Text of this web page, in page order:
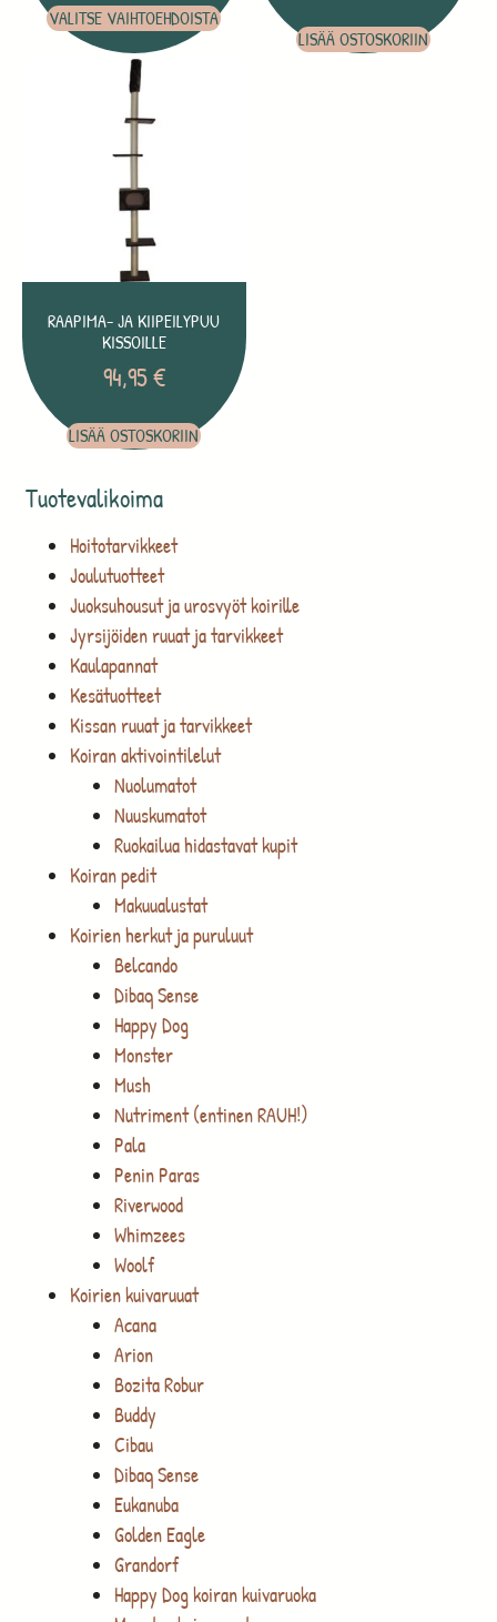
Tuotevalikoima
Hoitotarvikkeet
Joulutuotteet
Juoksuhousut ja urosvyöt koirille
Jyrsijöiden ruuat ja tarvikkeet
Kaulapannat
Kesätuotteet
Kissan ruuat ja tarvikkeet
Koiran aktivointilelut
Nuolumatot
Nuuskumatot
Ruokailua hidastavat kupit
Koiran pedit
Makuualustat
Koirien herkut ja puruluut
Belcando
Dibaq Sense
Happy Dog
Monster
Mush
Nutriment (entinen RAUH!)
Pala
Penin Paras
Riverwood
Whimzees
Woolf
Koirien kuivaruuat
Acana
Arion
Bozita Robur
Buddy
Cibau
Dibaq Sense
Eukanuba
Golden Eagle
Grandorf
Happy Dog koiran kuivaruoka
VALITSE VAIHTOEHDOISTA
LISÄÄ OSTOSKORIIN
RAAPIMA- JA KIIPEILYPUU
KISSOILLE
94,95€
LISÄÄ OSTOSKORIIN